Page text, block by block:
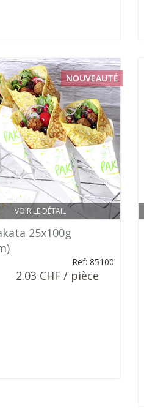
VOIR LE DÉTAIL
NOUVEAUTÉ
25x100g
Ref: 85100
2.03 CHF / pièce